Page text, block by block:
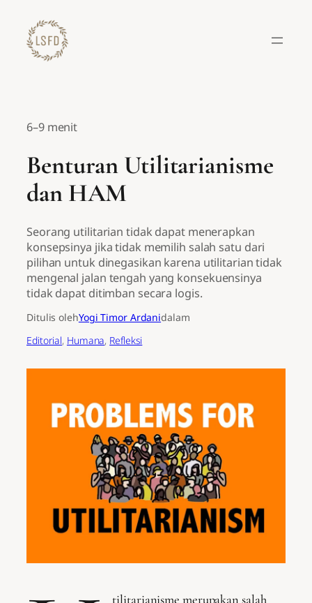
konten
6–9 menit
Benturan Utilitarianisme
dan HAM
Seorang utilitarian tidak dapat menerapkan
konsepsinya jika tidak memilih salah satu dari
pilihan untuk dinegasikan karena utilitarian tidak
mengenal jalan tengah yang konsekuensinya
tidak dapat ditimban secara logis.
Ditulis olehYogi Timor Ardanidalam
Editorial, Humana, Refleksi
tilitarianisme merupakan salah